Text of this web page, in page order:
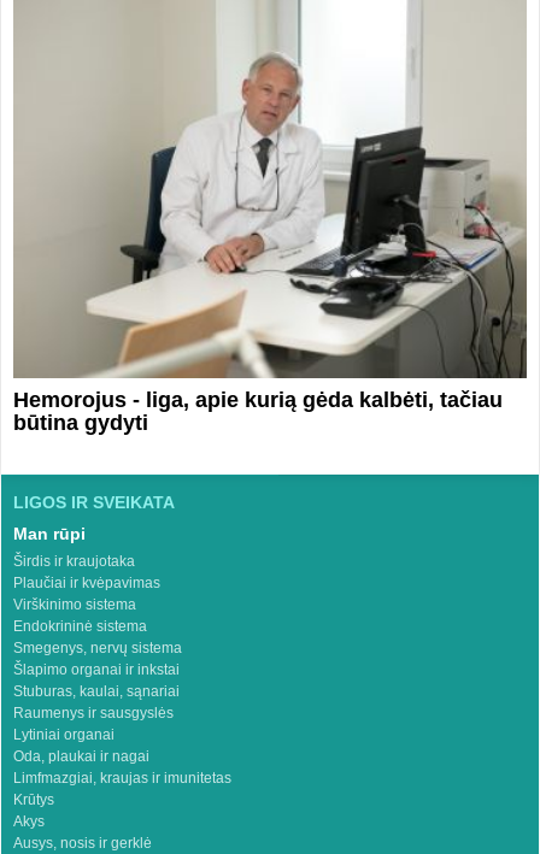
Hemorojus - liga, apie kurią gėda kalbėti, tačiau
būtina gydyti
LIGOS IR SVEIKATA
Man rūpi
Širdis ir kraujotaka
Plaučiai ir kvėpavimas
Virškinimo sistema
Endokrininė sistema
Smegenys, nervų sistema
Šlapimo organai ir inkstai
Stuburas, kaulai, sąnariai
Raumenys ir sausgyslės
Lytiniai organai
Oda, plaukai ir nagai
Limfmazgiai, kraujas ir imunitetas
Krūtys
Akys
Ausys, nosis ir gerklė